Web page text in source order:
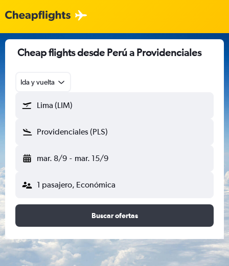
Cheap flights desde Perú a Providenciales
Ida y vuelta
Lima (LIM)
Providenciales (PLS)
mar. 8/9 - mar. 15/9
1 pasajero, Económica
Buscar ofertas